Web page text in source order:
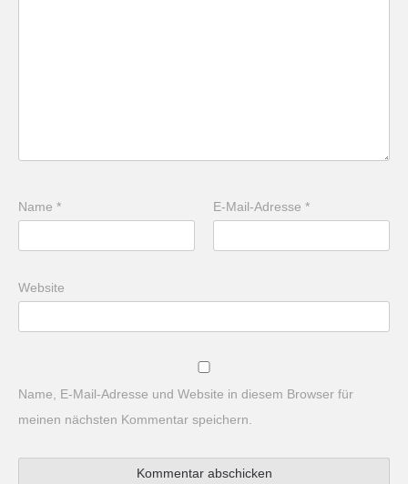
Name * E-Mail-Adresse*
Website
Name, E-Mail-Adresse und Website in diesem Browser für
meinen nächsten Kommentar speichern.